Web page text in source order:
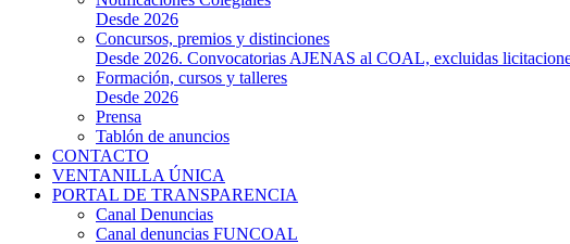
Desde 2026
Concursos, premios y distinciones
Desde 2026. Convocatorias AJENAS al COAL, excluidas
Formación, cursos y talleres
Desde 2026
Prensa
Tablón de anuncios
CONTACTO
VENTANILLA ÚNICA
PORTAL DE TRANSPARENCIA
Canal Denuncias
Canal denuncias FUNCOAL